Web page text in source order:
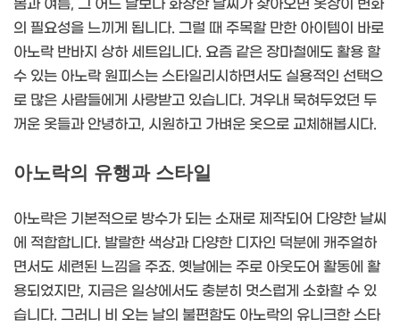
봄과 여름, 그 어느 날보다 화창한 날씨가 찾아오면 옷장이 변화
의 필요성을 느끼게 됩니다. 그럴 때 주목할 만한 아이템이 바로
아노락 반바지 상하 세트입니다. 요즘 같은 장마철에도 활용 할
수 있는 아노락 원피스는 스타일리시하면서도 실용적인 선택으
로 많은 사람들에게 사랑받고 있습니다. 겨우내 묵혀두었던 두
꺼운 옷들과 안녕하고, 시원하고 가벼운 옷으로 교체해봅시다.
아노락의 유행과 스타일
아노락은 기본적으로 방수가 되는 소재로 제작되어 다양한 날씨
에 적합합니다. 발랄한 색상과 다양한 디자인 덕분에 캐주얼하
면서도 세련된 느낌을 주죠. 옛날에는 주로 아웃도어 활동에 활
용되었지만, 지금은 일상에서도 충분히 멋스럽게 소화할 수 있
습니다. 그러니 비 오는 날의 불편함도 아노락의 유니크한 스타